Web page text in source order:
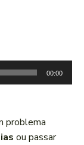
00:00
problema
ou passar